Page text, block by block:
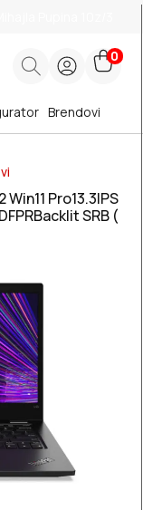
0
Brendovi
Win11 Pro13.3IPS
SRB (